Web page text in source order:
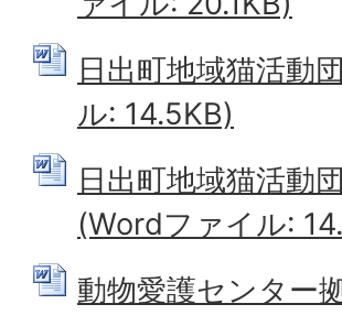
日出町地域猫活動
ル: 14.5KB)
日出町地域猫活動
(Wordファイル:
動物愛護センター